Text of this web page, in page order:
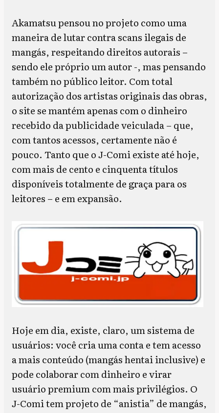
Akamatsu pensou no projeto como uma
maneira de lutar contra scans ilegais de
mangás, respeitando direitos autorais –
sendo ele próprio um autor -, mas pensando
também no público leitor. Com total
autorização dos artistas originais das obras,
o site se mantém apenas com o dinheiro
recebido da publicidade veiculada – que,
com tantos acessos, certamente não é
pouco. Tanto que o J-Comi existe até hoje,
com mais de cento e cinquenta títulos
disponíveis totalmente de graça para os
leitores – e em expansão.
Hoje em dia, existe, claro, um sistema de
usuários: você cria uma conta e tem acesso
a mais conteúdo (mangás hentai inclusive) e
pode colaborar com dinheiro e virar
usuário premium com mais privilégios. O
J-Comi tem projeto de “anistia” de mangás,